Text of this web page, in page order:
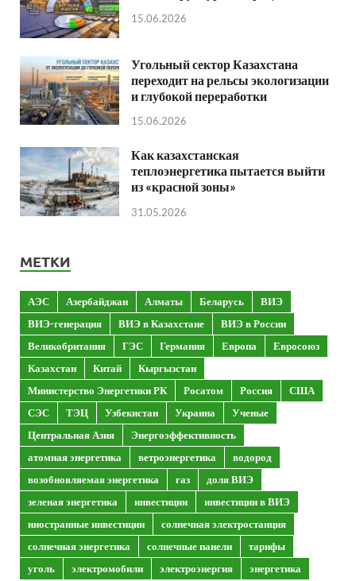
15.06.2026
Угольный сектор Казахстана
переходит на рельсы экологизации
и глубокой переработки
15.06.2026
Как казахстанская
теплоэнергетика пытается выйти
из «красной зоны»
31.05.2026
МЕТКИ
АЭС Азербайджан Алматы Беларусь
ВИЭ
ВИЭ-генерация
ВИЭ в Казахстане
ВИЭ в России
Великобритания
ГЭС Германия Европа
Евросоюз
Казахстан
Китай
Кыргызстан
Министерство Энергетики РК
Росатом Россия
США
СЭС
ТЭЦ Узбекистан Украина
Ученые
Центральная Азия
Энергоэффективность
атомная энергетика
ветроэнергетика
водород
возобновляемая энергетика
газ
доля ВИЭ
зеленая энергетика
инвестиции
инвестиции в ВИЭ
иностранные инвестиции
солнечная электростанция
солнечная энергетика
солнечные панели
тарифы
уголь
электромобили электроэнергия энергетика